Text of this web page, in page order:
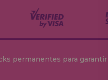
permanentes para